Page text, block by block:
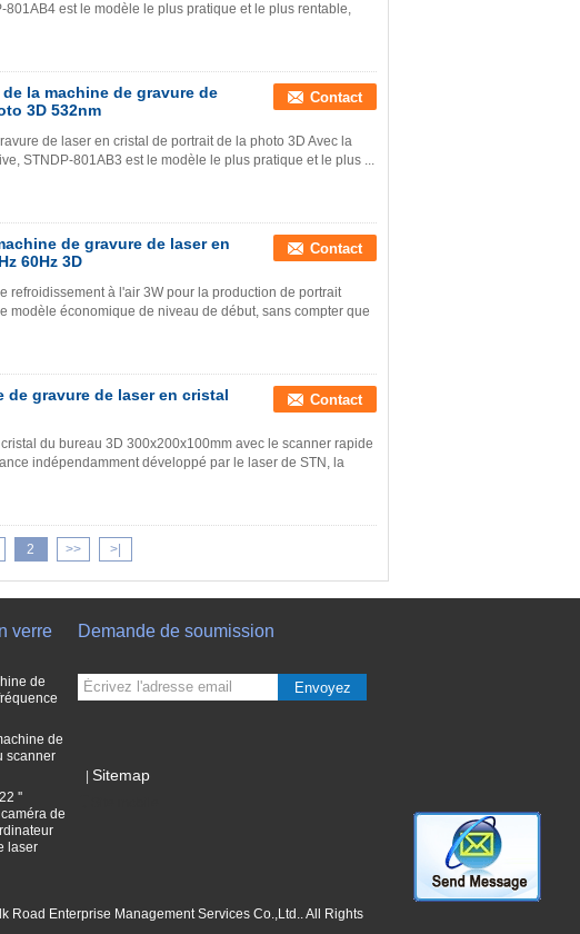
est le modèle le plus pratique et le plus rentable,
la machine de gravure de
3D 532nm
Contact
de laser en cristal de portrait de la photo 3D Avec la
STNDP-801AB3 est le modèle le plus pratique et le plus ...
de gravure de laser en
60Hz 3D
Contact
refroidissement à l'air 3W pour la production de portrait
modèle économique de niveau de début, sans compter que
de gravure de laser en cristal
Contact
du bureau 3D 300x200x100mm avec le scanner rapide
indépendamment développé par le laser de STN, la
2 >> >|
verre
de
de
scanner
''
de
laser
Demande de soumission
Envoyez
Sitemap
Road Enterprise Management Services Co.,Ltd.. All Rights